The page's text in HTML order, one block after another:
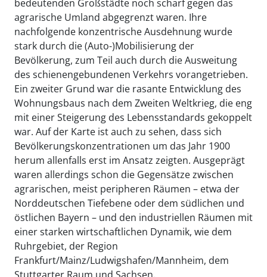
bedeutenden Großstädte noch scharf gegen das
agrarische Umland abgegrenzt waren. Ihre
nachfolgende konzentrische Ausdehnung wurde
stark durch die (Auto-)Mobilisierung der
Bevölkerung, zum Teil auch durch die Ausweitung
des schienengebundenen Verkehrs vorangetrieben.
Ein zweiter Grund war die rasante Entwicklung des
Wohnungsbaus nach dem Zweiten Weltkrieg, die eng
mit einer Steigerung des Lebensstandards gekoppelt
war. Auf der Karte ist auch zu sehen, dass sich
Bevölkerungskonzentrationen um das Jahr 1900
herum allenfalls erst im Ansatz zeigten. Ausgeprägt
waren allerdings schon die Gegensätze zwischen
agrarischen, meist peripheren Räumen – etwa der
Norddeutschen Tiefebene oder dem südlichen und
östlichen Bayern – und den industriellen Räumen mit
einer starken wirtschaftlichen Dynamik, wie dem
Ruhrgebiet, der Region
Frankfurt/Mainz/Ludwigshafen/Mannheim, dem